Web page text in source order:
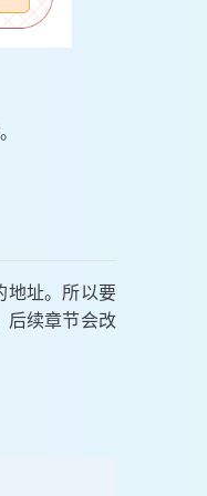
地址。所以要
续章节会改